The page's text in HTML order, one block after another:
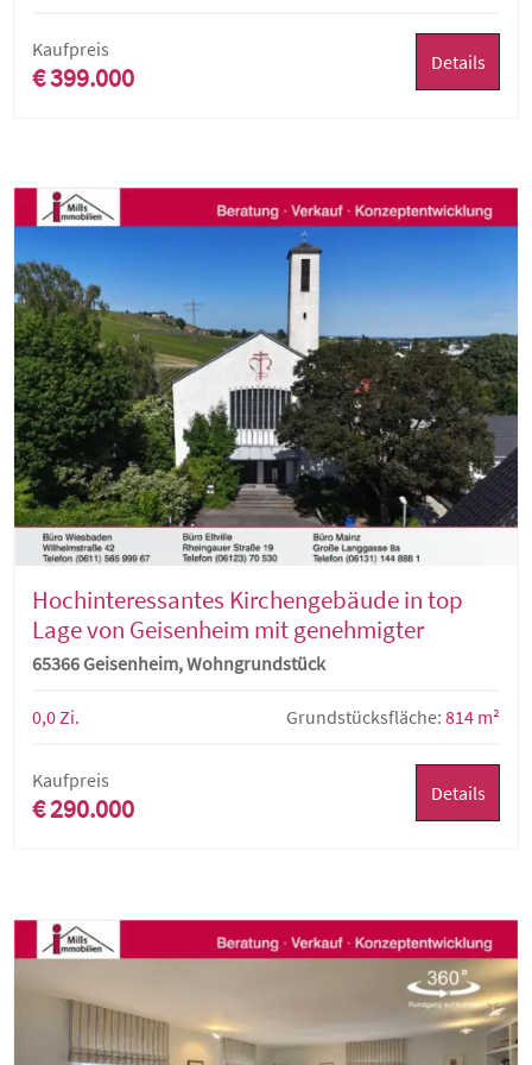
Kaufpreis
€ 399.000 Details
Hochinteressantes Kirchengebäude in top
Lage von Geisenheim mit genehmigter
Bauvoranfrage zur Umwandlung in
65366 Geisenheim, Wohngrundstück
0,0 Zi. Grundstücksfläche: 814 m²
Kaufpreis
€ 290.000 Details